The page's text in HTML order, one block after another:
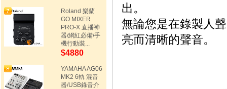
Roland 樂蘭
GO MIXER
PRO-X 直播神
器/網紅必備/手
機行動裝...
$4880
YAMAHA AG06
MK2 6軌 混音
器/USB錄音介
出。
無論您是在錄製人
亮而清晰的聲音。